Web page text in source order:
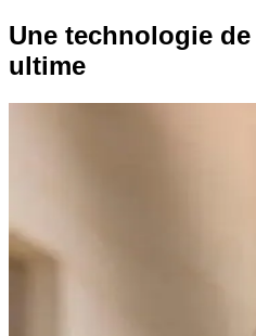
Une technologie de
ultime